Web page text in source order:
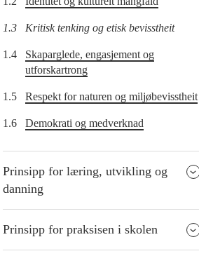
1.3 Kritisk tenking og etisk bevisstheit
1.4
Skaparglede, engasjement og
utforskartrong
1.5 Respekt for naturen og miljøbevisstheit
1.6 Demokrati og medverknad
Prinsipp for læring, utvikling og
danning
Prinsipp for praksisen i skolen